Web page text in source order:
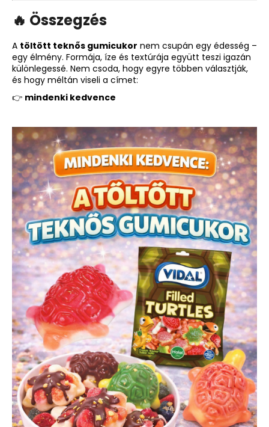
🔥 Összegzés
A töltött teknős gumicukor nem csupán egy édesség –
egy élmény. Formája, íze és textúrája együtt teszi igazán
különlegessé. Nem csoda, hogy egyre többen választják,
és hogy méltán viseli a címet:
👉 mindenki kedvence